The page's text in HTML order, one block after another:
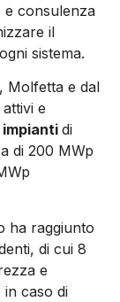
e consulenza
il
sistema.
Molfetta e dal
e
di
di 200 MWp
ha raggiunto
di cui 8
e
caso di